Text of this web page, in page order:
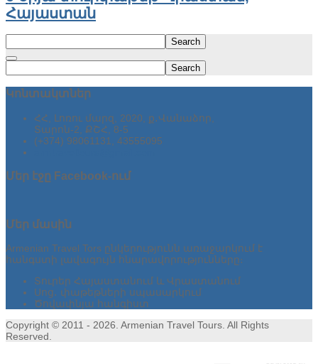
Հայաստան
Search
Search
Կոնտակտներ
ՀՀ, Լոռու մարզ, 2020, ք․Վանաձոր,
Տարոն-2, ՔՇՀ, 8-5
(+374) 98061131, 43555095
Մեր էջը Facebook-ում
Մեր մասին
Armenian Travel Tors ընկերությունն առաջարկում է
հանգստի լավագույն հնարավորությունները։
Տուրեր Հայաստանում և Վրաստանում
Սոց․ փաթեթների սպասարկում
Ծովափնյա հանգիստ
Copyright © 2011 - 2026. Armenian Travel Tours. All Rights
Reserved.